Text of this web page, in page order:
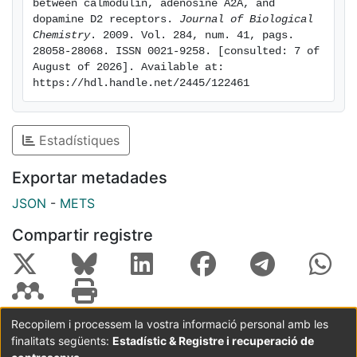
being considered as a target for anti-parkinsonian
agents.
between calmodulin, adenosine A2A, and
dopamine D2 receptors. Journal of Biological
Chemistry. 2009. Vol. 284, num. 41, pags.
28058-28068. ISSN 0021-9258. [consulted: 7 of
August of 2026]. Available at:
https://hdl.handle.net/2445/122461
Estadístiques
Exportar metadades
JSON - METS
Compartir registre
Coordinació:CRAI UB Avís legal
Metadades
subjectes a:
Recopilem i processem la vostra informació personal amb les
finalitats següents: Estadístic & Registre i recuperació de